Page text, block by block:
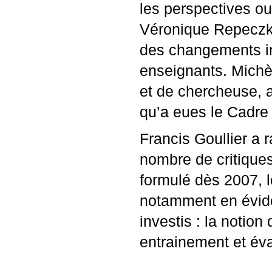
les perspectives
Véronique
des changements
enseignants.
et de chercheuse,
qu’a eues le
Francis Goullier a
nombre de
formulé dès 2007,
notamment en
investis : la notion
entrainement et